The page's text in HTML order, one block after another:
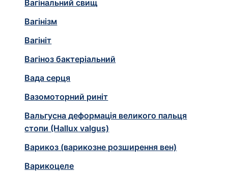
Вагінальний свищ
Вагінізм
Вагініт
Вагіноз бактеріальний
Вада серця
Вазомоторний риніт
Вальгусна деформація великого пальця
стопи (Hallux valgus)
Варикоз (варикозне розширення вен)
Варикоцеле